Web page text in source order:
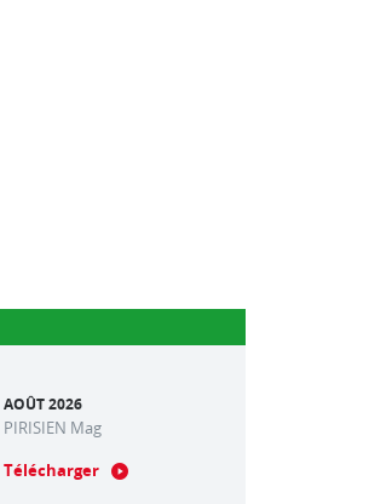
AOÛT 2026
PIRISIEN Mag
Télécharger